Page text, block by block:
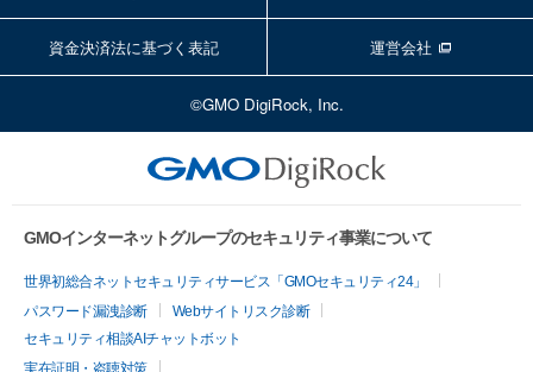
資金決済法に基づく表記 運営会社
©GMO DigiRock, Inc.
GMOインターネットグループのセキュリティ事業について
世界初総合ネットセキュリティサービス「GMOセキュリティ24」
パスワード漏洩診断
Webサイトリスク診断
セキュリティ相談AIチャットボット
実在証明・盗聴対策